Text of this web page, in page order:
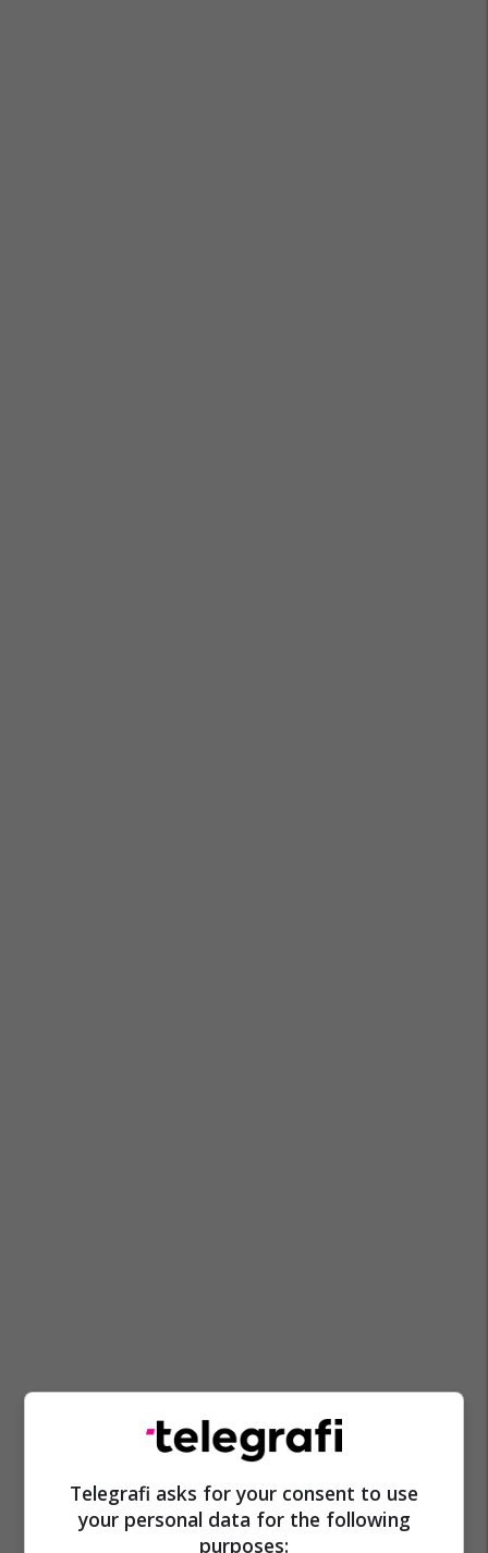
Telegrafi asks for your consent to use
your personal data for the following
purposes: